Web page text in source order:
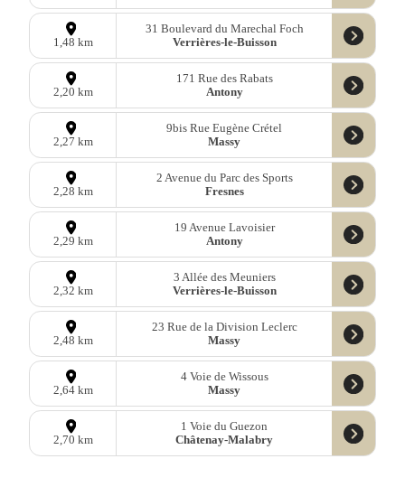
1,48 km
31 Boulevard du Marechal Foch
Verrières-le-Buisson
2,20 km
171 Rue des Rabats
Antony
2,27 km
9bis Rue Eugène Crétel
Massy
2,28 km
2 Avenue du Parc des Sports
Fresnes
2,29 km
19 Avenue Lavoisier
Antony
2,32 km
3 Allée des Meuniers
Verrières-le-Buisson
2,48 km
23 Rue de la Division Leclerc
Massy
2,64 km
4 Voie de Wissous
Massy
2,70 km
1 Voie du Guezon
Châtenay-Malabry